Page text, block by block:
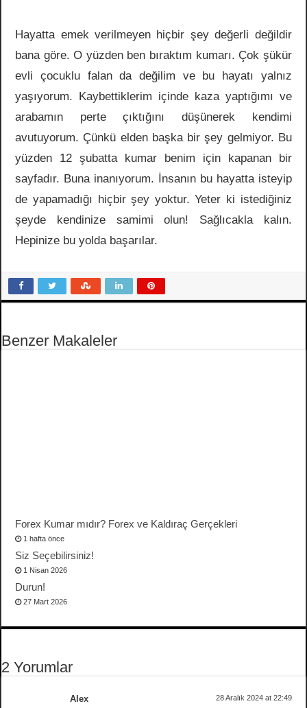
Hayatta emek verilmeyen hiçbir şey değerli değildir
bana göre. O yüzden ben bıraktım kumarı. Çok şükür
evli çocuklu falan da değilim ve bu hayatı yalnız
yaşıyorum. Kaybettiklerim içinde kaza yaptığımı ve
arabamın perte çıktığını düşünerek kendimi
avutuyorum. Çünkü elden başka bir şey gelmiyor. Bu
yüzden 12 şubatta kumar benim için kapanan bir
sayfadır. Buna inanıyorum. İnsanın bu hayatta isteyip
de yapamadığı hiçbir şey yoktur. Yeter ki istediğiniz
şeyde kendinize samimi olun! Sağlıcakla kalın.
Hepinize bu yolda başarılar.
Benzer Makaleler
Forex Kumar mıdır? Forex ve Kaldıraç Gerçekleri
1 hafta önce
Siz Seçebilirsiniz!
1 Nisan 2026
Durun!
27 Mart 2026
2 Yorumlar
Alex 28 Aralık 2024 at 22:49